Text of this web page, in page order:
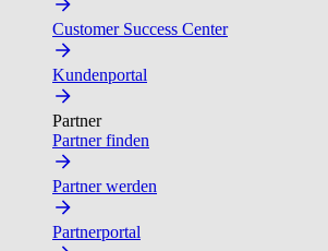
Customer Success Center
Kundenportal
Partner
Partner finden
Partner werden
Partnerportal